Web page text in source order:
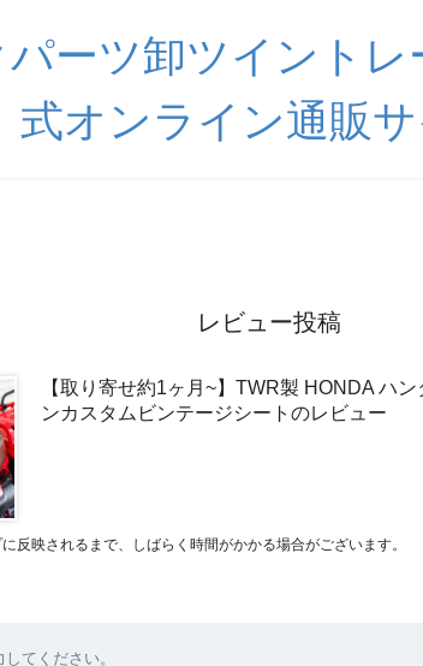
ーツ卸ツイントレ
式オンライン通販
レビュー投稿
【取り寄せ約1ヶ月~】TWR製 HONDA ハ
ンカスタムビンテージシートのレビュー
反映されるまで、しばらく時間がかかる場合がございます。
てください。